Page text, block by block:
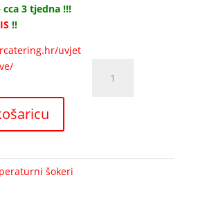
cca 3 tjedna !!!
!!
ŠOKER
količina
šokeri